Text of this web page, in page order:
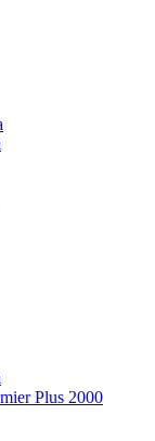
Plus 2000